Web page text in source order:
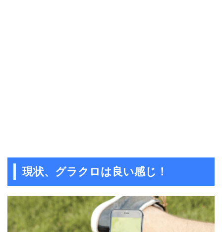
現状、グラクロは良い感じ！